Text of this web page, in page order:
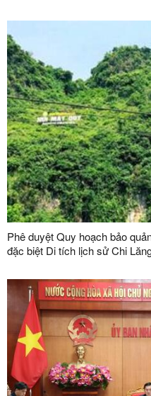
Phê duyệt Quy hoạch bảo
đặc biệt Di tích lịch sử Chi